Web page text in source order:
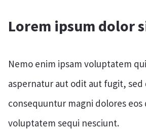
Lorem ipsum dolor
Nemo enim ipsam voluptatem
aspernatur aut odit aut fugit, sed
consequuntur magni dolores eos
voluptatem sequi nesciunt.